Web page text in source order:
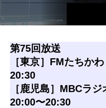
第75回放送
［東京］FMたちか
20:30
［鹿児島］MBCラ
20:00〜20:30